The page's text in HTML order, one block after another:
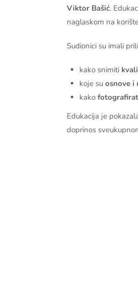
Viktor Bašić.
naglaskom na
Sudionici su imali
kako snimiti
koje su osnove i
kako
Edukacija je
doprinos